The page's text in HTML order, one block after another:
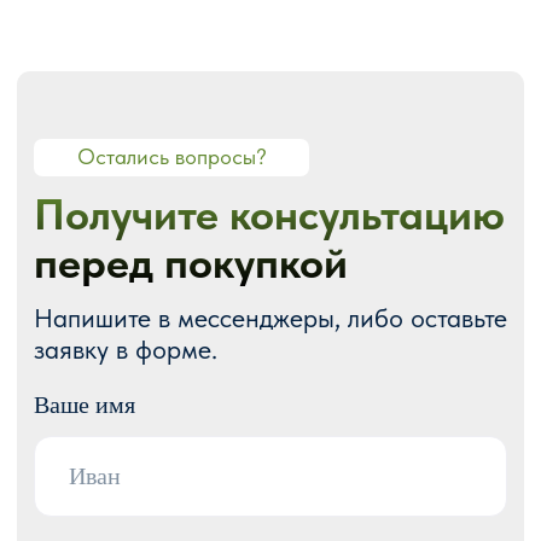
О нас Портфолио
Блог Акции
ГОТОВЫЕ РЕШЕНИЯ
Готовые многостраничные сайты